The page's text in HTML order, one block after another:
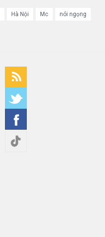
Hà Nội Mc nói ngọng